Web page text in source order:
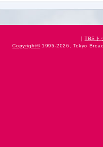
｜TBSト
Copyright© 1995-2026, Tokyo